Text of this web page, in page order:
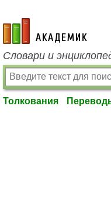
academic.ru
Словари и
Толкования